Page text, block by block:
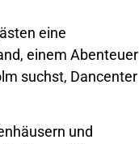
eine
einem Abenteuer
suchst, Dancenter
und